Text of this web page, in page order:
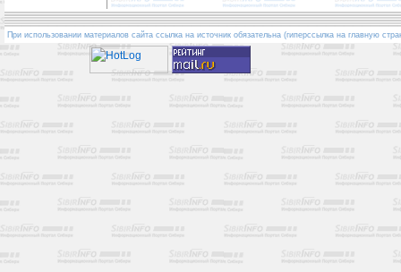
При использовании материалов сайта ссылка на источник обязательна (гиперссылка на главную